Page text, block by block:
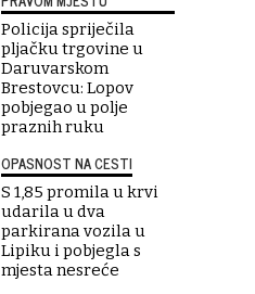
Policija spriječila
pljačku trgovine u
Daruvarskom
Brestovcu: Lopov
pobjegao u polje
praznih ruku
OPASNOST NA CESTI
S 1,85 promila u krvi
udarila u dva
parkirana vozila u
Lipiku i pobjegla s
mjesta nesreće